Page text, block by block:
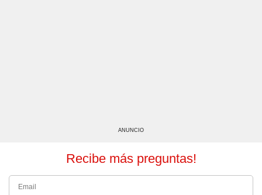
ANUNCIO
Recibe más preguntas!